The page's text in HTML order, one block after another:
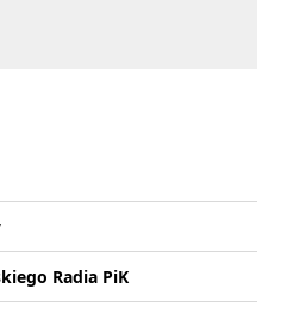
Radia PiK